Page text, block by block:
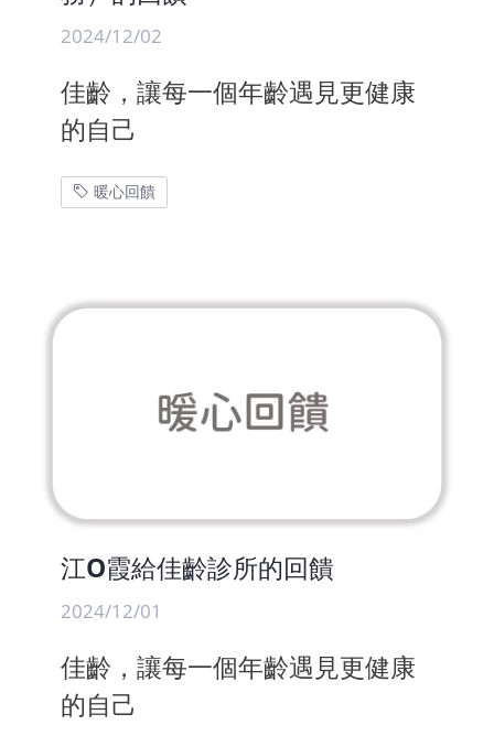
2024/12/02
佳齡，讓每一個年齡遇見更健康
的自己
暖心回饋
江O霞給佳齡診所的回饋
2024/12/01
佳齡，讓每一個年齡遇見更健康
的自己